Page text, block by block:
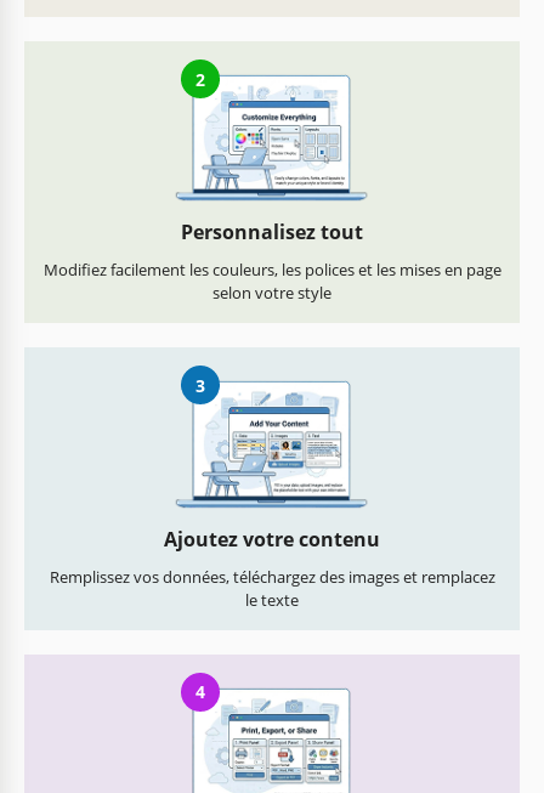
2
Personnalisez tout
Modifiez facilement les couleurs, les polices et les mises en page
selon votre style
3
Ajoutez votre contenu
Remplissez vos données, téléchargez des images et remplacez
le texte
4